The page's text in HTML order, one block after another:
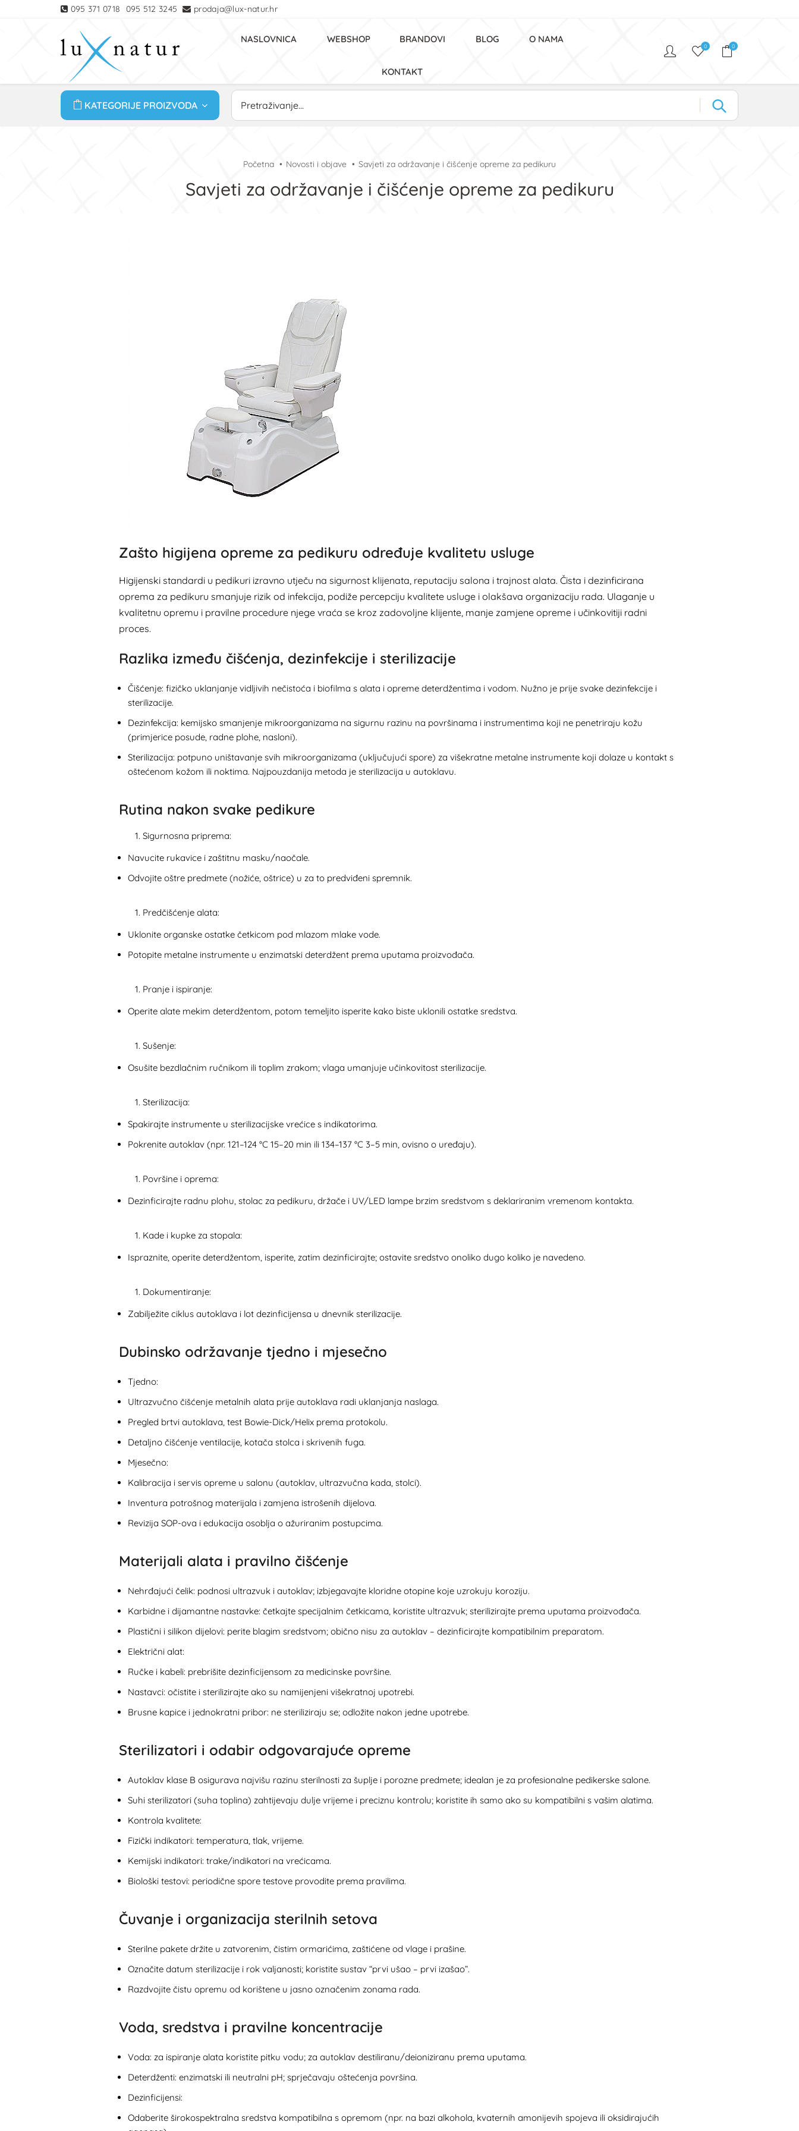
095 371 0718 095 512 3245 prodaja@lux-natur.hr
NASLOVNICA WEBSHOP BRANDOVI BLOG O NAMA
KONTAKT
0 0
KATEGORIJE PROIZVODA
Početna Novosti i objave Savjeti za održavanje i čišćenje opreme za pedikuru
Savjeti za održavanje i čišćenje opreme za pedikuru
Zašto higijena opreme za pedikuru određuje kvalitetu usluge
Higijenski standardi u pedikuri izravno utječu na sigurnost klijenata, reputaciju salona i trajnost alata. Čista i dezinficirana
oprema za pedikuru smanjuje rizik od infekcija, podiže percepciju kvalitete usluge i olakšava organizaciju rada. Ulaganje u
kvalitetnu opremu i pravilne procedure njege vraća se kroz zadovoljne klijente, manje zamjene opreme i učinkovitiji radni
proces.
Razlika između čišćenja, dezinfekcije i sterilizacije
Čišćenje: fizičko uklanjanje vidljivih nečistoća i biofilma s alata i opreme deterdžentima i vodom. Nužno je prije svake dezinfekcije i
sterilizacije.
Dezinfekcija: kemijsko smanjenje mikroorganizama na sigurnu razinu na površinama i instrumentima koji ne penetriraju kožu
(primjerice posude, radne plohe, nasloni).
Sterilizacija: potpuno uništavanje svih mikroorganizama (uključujući spore) za višekratne metalne instrumente koji dolaze u kontakt s
oštećenom kožom ili noktima. Najpouzdanija metoda je sterilizacija u autoklavu.
Rutina nakon svake pedikure
Sigurnosna priprema:
Navucite rukavice i zaštitnu masku/naočale.
Odvojite oštre predmete (nožiće, oštrice) u za to predviđeni spremnik.
Predčišćenje alata:
Uklonite organske ostatke četkicom pod mlazom mlake vode.
Potopite metalne instrumente u enzimatski deterdžent prema uputama proizvođača.
Pranje i ispiranje:
Operite alate mekim deterdžentom, potom temeljito isperite kako biste uklonili ostatke sredstva.
Sušenje:
Osušite bezdlačnim ručnikom ili toplim zrakom; vlaga umanjuje učinkovitost sterilizacije.
Sterilizacija:
Spakirajte instrumente u sterilizacijske vrećice s indikatorima.
Pokrenite autoklav (npr. 121–124 °C 15–20 min ili 134–137 °C 3–5 min, ovisno o uređaju).
Površine i oprema:
Dezinficirajte radnu plohu, stolac za pedikuru, držače i UV/LED lampe brzim sredstvom s deklariranim vremenom kontakta.
Kade i kupke za stopala:
Ispraznite, operite deterdžentom, isperite, zatim dezinficirajte; ostavite sredstvo onoliko dugo koliko je navedeno.
Dokumentiranje:
Zabilježite ciklus autoklava i lot dezinficijensa u dnevnik sterilizacije.
Dubinsko održavanje tjedno i mjesečno
Tjedno:
Ultrazvučno čišćenje metalnih alata prije autoklava radi uklanjanja naslaga.
Pregled brtvi autoklava, test Bowie-Dick/Helix prema protokolu.
Detaljno čišćenje ventilacije, kotača stolca i skrivenih fuga.
Mjesečno:
Kalibracija i servis opreme u salonu (autoklav, ultrazvučna kada, stolci).
Inventura potrošnog materijala i zamjena istrošenih dijelova.
Revizija SOP-ova i edukacija osoblja o ažuriranim postupcima.
Materijali alata i pravilno čišćenje
Nehrđajući čelik: podnosi ultrazvuk i autoklav; izbjegavajte kloridne otopine koje uzrokuju koroziju.
Karbidne i dijamantne nastavke: četkajte specijalnim četkicama, koristite ultrazvuk; sterilizirajte prema uputama proizvođača.
Plastični i silikon dijelovi: perite blagim sredstvom; obično nisu za autoklav – dezinficirajte kompatibilnim preparatom.
Električni alat:
Ručke i kabeli: prebrišite dezinficijensom za medicinske površine.
Nastavci: očistite i sterilizirajte ako su namijenjeni višekratnoj upotrebi.
Brusne kapice i jednokratni pribor: ne steriliziraju se; odložite nakon jedne upotrebe.
Sterilizatori i odabir odgovarajuće opreme
Autoklav klase B osigurava najvišu razinu sterilnosti za šuplje i porozne predmete; idealan je za profesionalne pedikerske salone.
Suhi sterilizatori (suha toplina) zahtijevaju dulje vrijeme i preciznu kontrolu; koristite ih samo ako su kompatibilni s vašim alatima.
Kontrola kvalitete:
Fizički indikatori: temperatura, tlak, vrijeme.
Kemijski indikatori: trake/indikatori na vrećicama.
Biološki testovi: periodične spore testove provodite prema pravilima.
Čuvanje i organizacija sterilnih setova
Sterilne pakete držite u zatvorenim, čistim ormarićima, zaštićene od vlage i prašine.
Označite datum sterilizacije i rok valjanosti; koristite sustav “prvi ušao – prvi izašao”.
Razdvojite čistu opremu od korištene u jasno označenim zonama rada.
Voda, sredstva i pravilne koncentracije
Voda: za ispiranje alata koristite pitku vodu; za autoklav destiliranu/deioniziranu prema uputama.
Deterdženti: enzimatski ili neutralni pH; sprječavaju oštećenja površina.
Dezinficijensi:
Odaberite širokospektralna sredstva kompatibilna s opremom (npr. na bazi alkohola, kvaternih amonijevih spojeva ili oksidirajućih